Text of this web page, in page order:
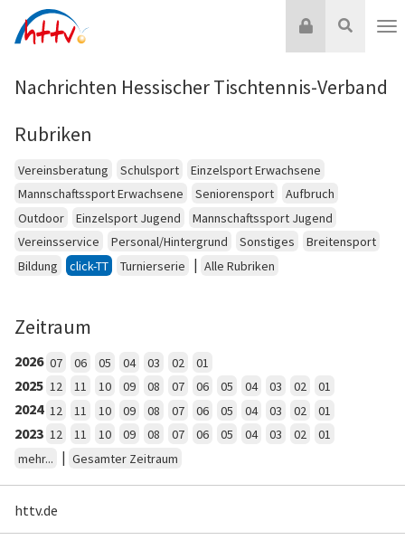
Inhalt
Suche
Login
Nachrichten Hessischer Tischtennis-Verband
Rubriken
Vereinsberatung Schulsport
Einzelsport Erwachsene
Mannschaftssport Erwachsene
Seniorensport
Aufbruch
Outdoor
Einzelsport Jugend
Mannschaftssport Jugend
Vereinsservice
Personal/Hintergrund Sonstiges
Breitensport
Bildung
click-TT Turnierserie | Alle Rubriken
Zeitraum
2026 07 06 05 04 03 02 01
2025 12 11 10 09 08 07 06 05 04 03 02 01
2024 12 11 10 09 08 07 06 05 04 03 02 01
2023 12 11 10 09 08 07 06 05 04 03 02
01
mehr...
| Gesamter Zeitraum
httv.de